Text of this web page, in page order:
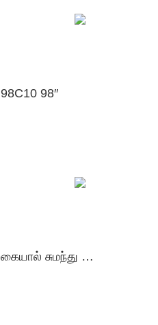
98C10 98″
கையால் சுமந்து செல்லும் அல்ட்ராசவுண்ட்